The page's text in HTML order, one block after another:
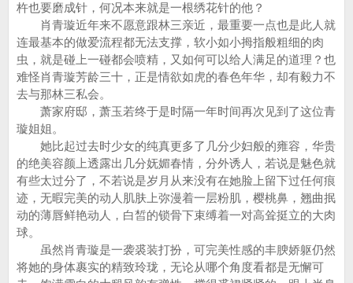
杵也要磨成针，何况本来就是一根绣花针的他？
肖青璇近年来不愿意跟林三亲近，最重要一点也是此人就
连最基本的做爱流程都无法支撑，软小如小拇指般粗细的肉
虫，就是碰上一碰都会喷精，又如何可以给人满足的道理？也
难怪肖青璇芳龄三十，正是情欲如虎的春色年华，却有毅力不
去与那林三私会。
萧家府邸，萧玉若终于是时隔一年时间再次见到了这位青
璇姐姐。
她比起过去时少女的纯真更多了几分少妇般的雍容，华贵
的绝美容颜上透露出几分妩媚春情，分外诱人，若说是魅色就
有些太过分了，不若说是岁月从来没有在她脸上留下过任何痕
迹，无暇完美的动人肌肤上弥漫着一层粉肌，樱桃鼻，翘曲抿
动的薄唇鲜艳动人，白皙的锁骨下束缚着一对高耸挺立的大肉
球。
虽然肖青璇是一袭裘装打扮，可完美性感的丰腴娇躯仍然
将她的身体裹实的精致玲珑，无论从哪个角度看都是无懈可